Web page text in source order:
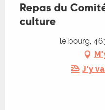
Repas du
culture
le bourg,
J'y